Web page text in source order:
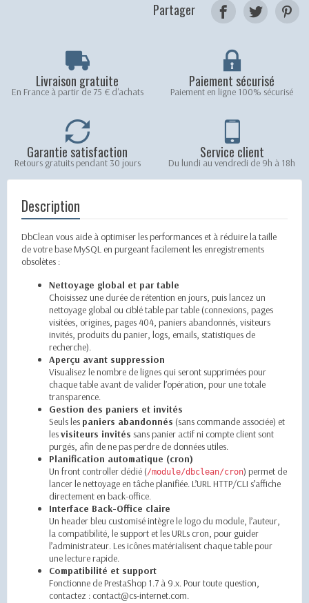
Partager
Livraison gratuite
En France à partir de 75 € d'achats
Paiement sécurisé
Paiement en ligne 100% sécurisé
Garantie satisfaction
Retours gratuits pendant 30 jours
Service client
Du lundi au vendredi de 9h à 18h
Description
DbClean vous aide à optimiser les performances et à réduire la taille
de votre base MySQL en purgeant facilement les enregistrements
obsolètes :
Nettoyage global et par table
Choisissez une durée de rétention en jours, puis lancez un
nettoyage global ou ciblé table par table (connexions, pages
visitées, origines, pages 404, paniers abandonnés, visiteurs
invités, produits du panier, logs, emails, statistiques de
recherche).
Aperçu avant suppression
Visualisez le nombre de lignes qui seront supprimées pour
chaque table avant de valider l’opération, pour une totale
transparence.
Gestion des paniers et invités
Seuls les paniers abandonnés (sans commande associée) et
lesvisiteurs invités sans panier actif ni compte client sont
purgés, afin de ne pas perdre de données utiles.
Planification automatique (cron)
Un front controller dédié (/module/dbclean/cron) permet de
lancer le nettoyage en tâche planifiée. L’URL HTTP/CLI s’affiche
directement en back-office.
Interface Back-Office claire
Un header bleu customisé intègre le logo du module, l’auteur,
la compatibilité, le support et les URLs cron, pour guider
l’administrateur. Les icônes matérialisent chaque table pour
une lecture rapide.
Compatibilité et support
Fonctionne de PrestaShop 1.7 à 9.x. Pour toute question,
contactez : contact@cs-internet.com.